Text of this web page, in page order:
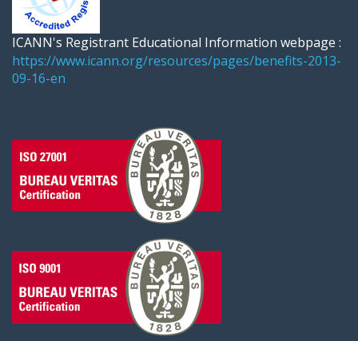
ICANN's Registrant Educational Information webpage :
https://www.icann.org/resources/pages/benefits-2013-
09-16-en